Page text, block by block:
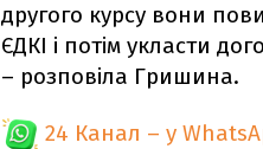
другого курсу вони
ЄДКІ і потім укласти
– розповіла Гришина.
24 Канал – у